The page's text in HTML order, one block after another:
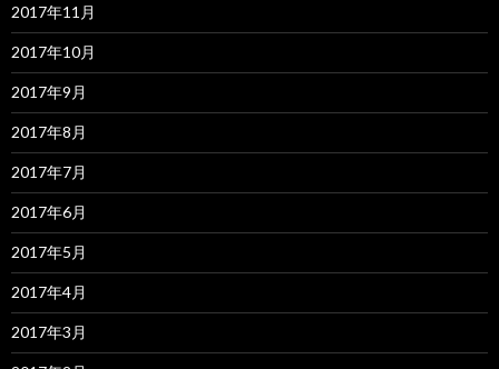
2017年11月
2017年10月
2017年9月
2017年8月
2017年7月
2017年6月
2017年5月
2017年4月
2017年3月